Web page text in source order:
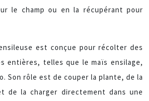
le champ ou en la récupérant pour
est conçue pour récolter des
entières, telles que le maïs ensilage,
Son rôle est de couper la plante, de la
de la charger directement dans une